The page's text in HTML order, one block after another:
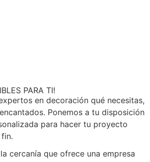
PARA TI!
en decoración qué necesitas,
Ponemos a tu disposición
para hacer tu proyecto
cercanía que ofrece una empresa